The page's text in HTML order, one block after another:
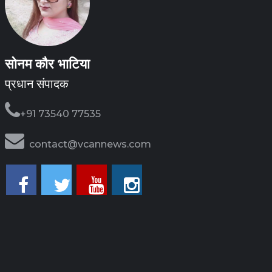
सोनम कौर भाटिया
प्रधान संपादक
+91 73540 77535
contact@vcannews.com